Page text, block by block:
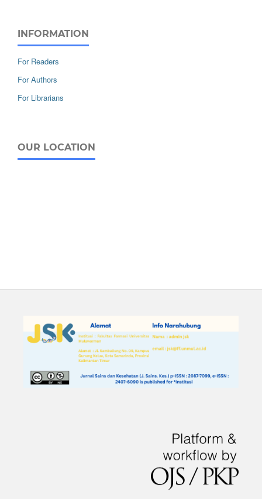
INFORMATION
For Readers
For Authors
For Librarians
OUR LOCATION